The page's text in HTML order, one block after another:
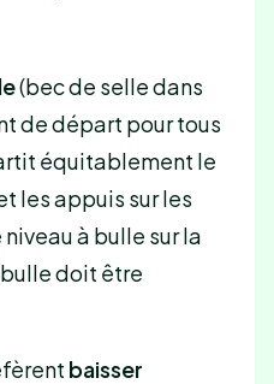
(bec de selle dans
de départ pour tous
équitablement le
les appuis sur les
à bulle sur la
doit être
baisser